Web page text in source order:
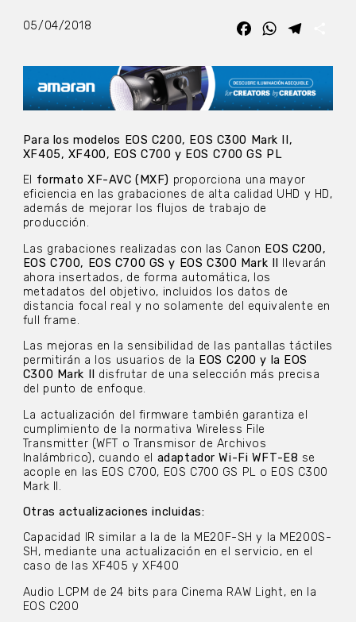
05/04/2018 FacebookWhatsApp
Para los modelos EOS C200, EOS C300 Mark II,
XF405, XF400, EOS C700 y EOS C700 GS PL
El formato XF-AVC (MXF) proporciona una mayor
eficiencia en las grabaciones de alta calidad UHD y HD,
además de mejorar los flujos de trabajo de
producción.
Las grabaciones realizadas con las Canon EOS C200,
EOS C700, EOS C700 GS y EOS C300 Mark II
llevarán
ahora insertados, de forma automática, los
metadatos del objetivo, incluidos los datos de
distancia focal real y no solamente del equivalente en
full frame.
Las mejoras en la sensibilidad de las pantallas táctiles
permitirán a los usuarios de la EOS C200 y la EOS
C300 Mark II
disfrutar de una selección más precisa
del punto de enfoque.
La actualización del firmware también garantiza el
cumplimiento de la normativa Wireless File
Transmitter (WFT o Transmisor de Archivos
Inalámbrico), cuando el adaptador Wi-Fi WFT-E8 se
acople en las EOS C700, EOS C700 GS PL o EOS C300
Mark II.
Otras actualizaciones incluidas:
Capacidad IR similar a la de la ME20F-SH y la ME200S-
SH, mediante una actualización en el servicio, en el
caso de las XF405 y XF400
Audio LCPM de 24 bits para Cinema RAW Light, en la
EOS C200